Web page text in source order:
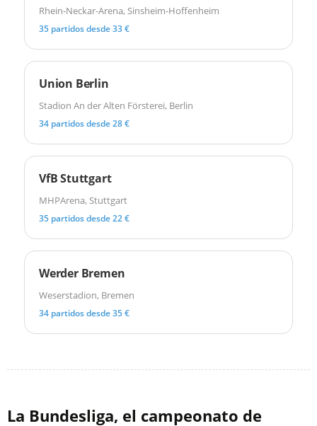
Rhein-Neckar-Arena, Sinsheim-Hoffenheim
35 partidos desde 33 €
Union Berlin
Stadion An der Alten Försterei, Berlin
34 partidos desde 28 €
VfB Stuttgart
MHPArena, Stuttgart
35 partidos desde 22 €
Werder Bremen
Weserstadion, Bremen
34 partidos desde 35 €
La Bundesliga, el campeonato de